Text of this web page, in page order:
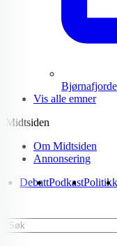
Vis alle emner
Midtsiden
Om Midtsiden
Annonsering
DebattPodkastPolitikk